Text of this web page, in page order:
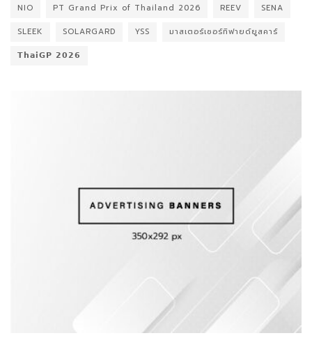
NIO
PT Grand Prix of Thailand 2026 REEV
SENA
SLEEK
SOLARGARD YSS
มาสเตอร์เซอร์ทิฟายด์ยูสคาร์
𝗧𝗵𝗮𝗶𝗚𝗣 𝟮𝟬𝟮𝟲